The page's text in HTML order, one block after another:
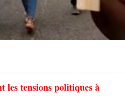
les tensions politiques à